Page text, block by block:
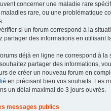
concerner une maladie rare
rare, ou une problématique
si un forum correspond à la
partager des informations en utilisant
déjà en ligne ne correspond à la
partager des informations,
de créer un nouveau forum en
en précisant bien vos souhaits. Les
un délai maximal de 3 jours ouvrés.
messages publics